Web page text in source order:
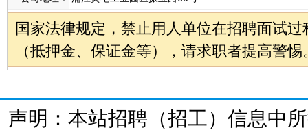
国家法律规定，禁止用人单位在招聘面试
（抵押金、保证金等），请求职者提高警惕
声明：本站招聘（招工）信息中